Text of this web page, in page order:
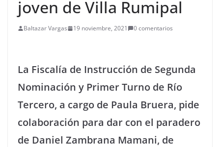
joven de Villa Rumipal
Baltazar Vargas 19 noviembre, 2021 0 comentarios
La Fiscalía de Instrucción de Segunda
Nominación y Primer Turno de Río
Tercero, a cargo de Paula Bruera, pide
colaboración para dar con el paradero
de Daniel Zambrana Mamani, de